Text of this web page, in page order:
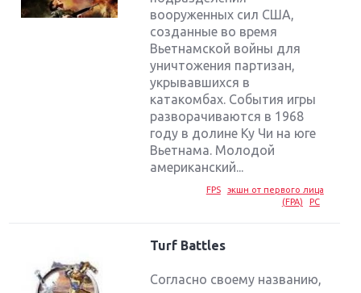
вооруженных сил США,
созданные во время
Вьетнамской войны для
уничтожения партизан,
укрывавшихся в
катакомбах. События игры
разворачиваются в 1968
году в долине Ку Чи на юге
Вьетнама. Молодой
американский...
FPS
экшн от первого лица
(FPA)
PC
Turf Battles
Согласно своему названию,